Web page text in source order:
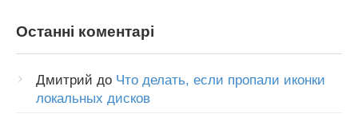
Останні коментарі
Дмитрий до Что делать, если пропали иконки
локальных дисков